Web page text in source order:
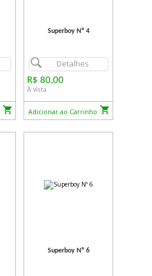
Superboy Nº 4
Detalhes
R$ 80,00
À vista
Adicionar ao Carrinho
Superboy Nº 6